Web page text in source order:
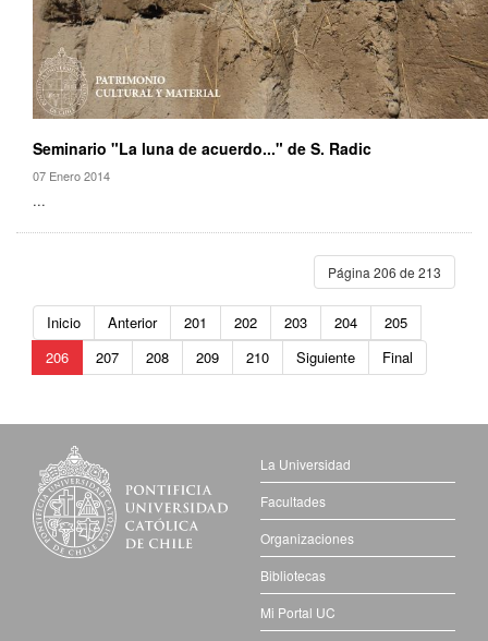
Seminario "La luna de acuerdo..." de S. Radic
07 Enero 2014
...
Página 206 de 213
Inicio Anterior 201 202 203 204
205
206
207 208 209 210 Siguiente Final
La Universidad
Facultades
Organizaciones
Bibliotecas
Mi Portal UC